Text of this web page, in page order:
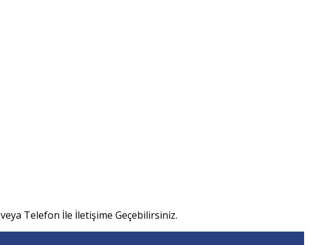
veya Telefon İle İletişime Geçebilirsiniz.